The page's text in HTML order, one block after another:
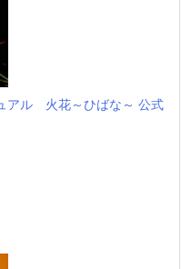
アル 火花～ひばな～ 公式